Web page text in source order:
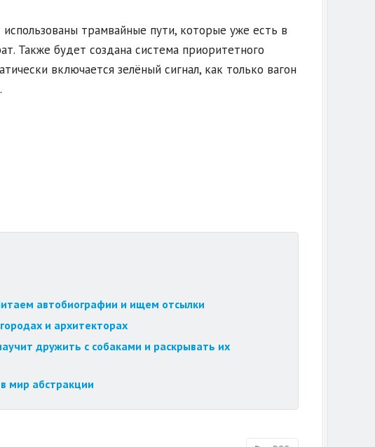
трамвайные пути, которые уже есть в
Также будет создана система приоритетного
включается зелёный сигнал, как только вагон
автобиографии и ищем отсылки
и архитекторах
дружить с собаками и раскрывать их
мир абстракции